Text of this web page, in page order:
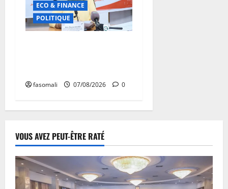
ECO & FINANCE
POLITIQUE
fasomali 07/08/2026 0
VOUS AVEZ PEUT-ÊTRE RATÉ